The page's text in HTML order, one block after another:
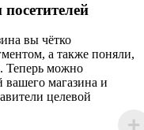
вы чётко
а также поняли,
Теперь можно
вашего магазина и
целевой